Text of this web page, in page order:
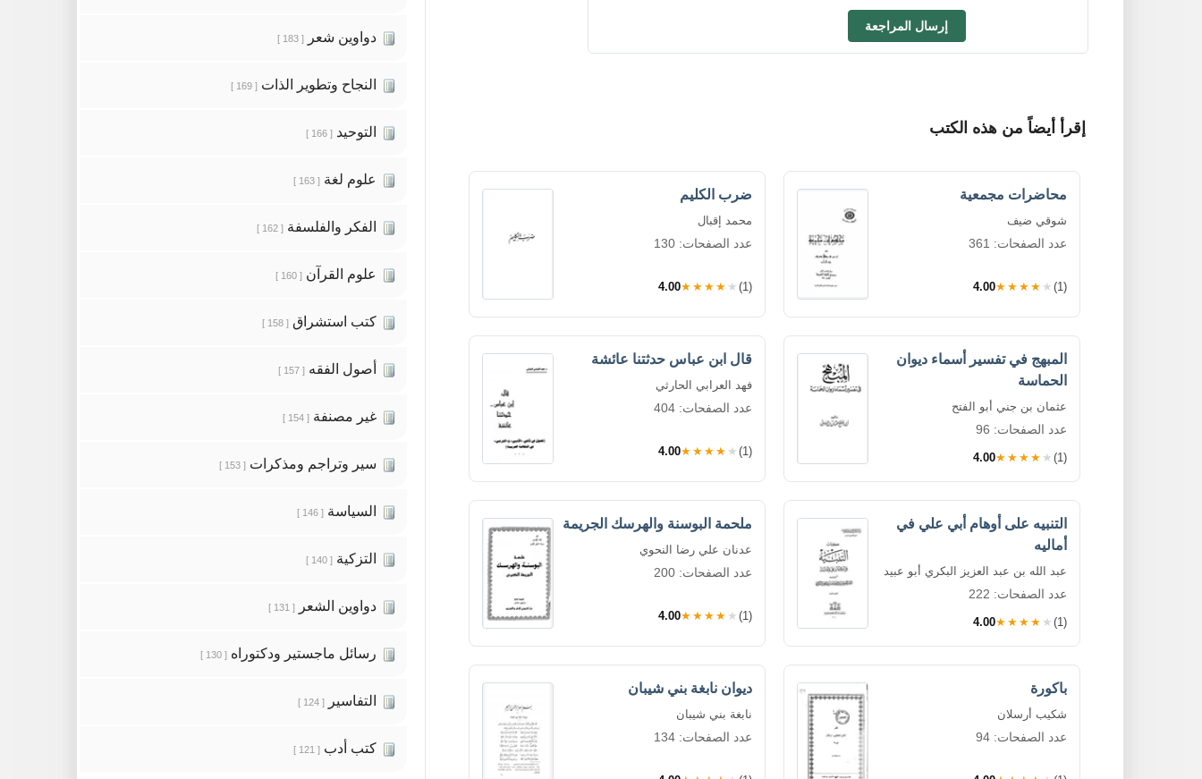
إرسال المراجعة
إقرأ أيضاً من هذه الكتب
محاضرات مجمعية
شوقي ضيف
عدد الصفحات: 361
4.00★★★★★ (1)
ضرب الكليم
محمد إقبال
عدد الصفحات: 130
4.00★★★★★ (1)
المبهج في تفسير أسماء ديوان
الحماسة
عثمان بن جني أبو الفتح
عدد الصفحات: 96
4.00★★★★★ (1)
قال ابن عباس حدثتنا عائشة
فهد العرابي الحارثي
عدد الصفحات: 404
4.00★★★★★ (1)
التنبيه على أوهام أبي علي في
أماليه
عبد الله بن عبد العزيز البكري أبو عبيد
عدد الصفحات: 222
4.00★★★★★ (1)
ملحمة البوسنة والهرسك الجريمة
عدنان علي رضا النحوي
عدد الصفحات: 200
4.00★★★★★ (1)
باكورة
شكيب أرسلان
عدد الصفحات: 94
ديوان نابغة بني شيبان
نابغة بني شيبان
عدد الصفحات: 134
دواوين شعر [ 183 ]
النجاح وتطوير الذات [ 169 ]
التوحيد [ 166 ]
علوم لغة [ 163 ]
الفكر والفلسفة [ 162 ]
علوم القرآن [ 160 ]
كتب استشراق [ 158 ]
أصول الفقه [ 157 ]
غير مصنفة [ 154 ]
سير وتراجم ومذكرات [ 153 ]
السياسة [ 146 ]
التزكية [ 140 ]
دواوين الشعر [ 131 ]
رسائل ماجستير ودكتوراه [ 130 ]
التفاسير [ 124 ]
كتب أدب [ 121 ]